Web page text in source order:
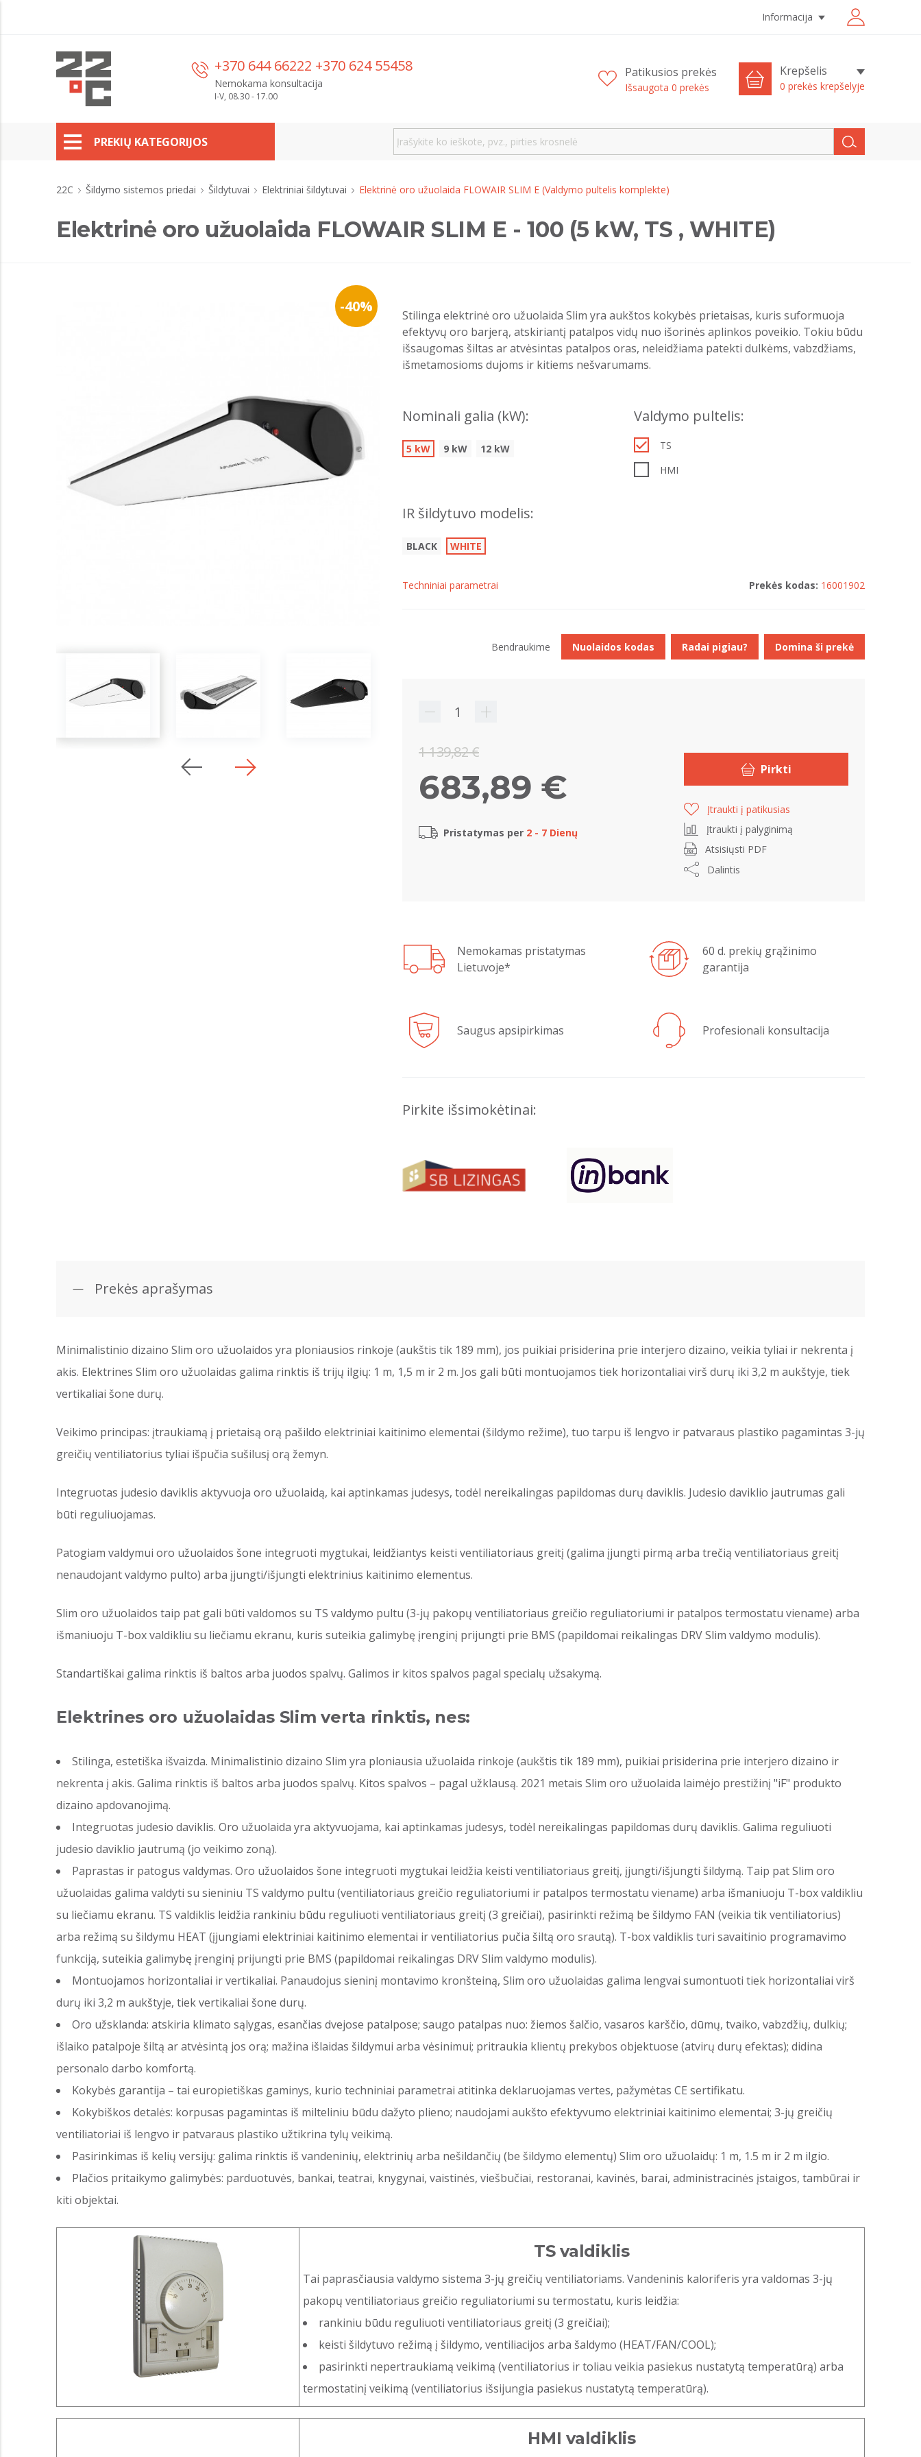
Informacija
+370 644 66222 +370 624 55458
Nemokama konsultacija
I-V, 08.30 - 17.00
Patikusios prekės
Išsaugota 0 prekės
Krepšelis
0 prekės krepšelyje
PREKIŲ KATEGORIJOS
22C Šildymo sistemos priedai Šildytuvai Elektriniai šildytuvai Elektrinė oro užuolaida FLOWAIR SLIM E (Valdymo pultelis komplekte)
Elektrinė oro užuolaida FLOWAIR SLIM E - 100 (5 kW, TS , WHITE)
-40%
Stilinga elektrinė oro užuolaida Slim yra aukštos kokybės prietaisas, kuris suformuoja
efektyvų oro barjerą, atskiriantį patalpos vidų nuo išorinės aplinkos poveikio. Tokiu būdu
išsaugomas šiltas ar atvėsintas patalpos oras, neleidžiama patekti dulkėms, vabzdžiams,
išmetamosioms dujoms ir kitiems nešvarumams.
Nominali galia (kW):
5 kW 9 kW 12 kW
Valdymo pultelis:
TS
HMI
IR šildytuvo modelis:
BLACK WHITE
Techniniai parametrai Prekės kodas: 16001902
1 139,82 €
683,89 €
Pristatymas per 2 - 7 Dienų
Pirkti
Įtraukti į patikusias
Įtraukti į palyginimą
Atsisiųsti PDF
Dalintis
Nemokamas pristatymas
Lietuvoje*
60 d. prekių grąžinimo
garantija
Saugus apsipirkimas Profesionali konsultacija
Pirkite išsimokėtinai:
Bendraukime Nuolaidos kodas Radai pigiau? Domina ši prekė
Prekės aprašymas
Minimalistinio dizaino Slim oro užuolaidos yra ploniausios rinkoje (aukštis tik 189 mm), jos puikiai prisiderina prie interjero dizaino, veikia tyliai ir nekrenta į
akis. Elektrines Slim oro užuolaidas galima rinktis iš trijų ilgių: 1 m, 1,5 m ir 2 m. Jos gali būti montuojamos tiek horizontaliai virš durų iki 3,2 m aukštyje, tiek
vertikaliai šone durų.
Veikimo principas: įtraukiamą į prietaisą orą pašildo elektriniai kaitinimo elementai (šildymo režime), tuo tarpu iš lengvo ir patvaraus plastiko pagamintas 3-jų
greičių ventiliatorius tyliai išpučia sušilusį orą žemyn.
Integruotas judesio daviklis aktyvuoja oro užuolaidą, kai aptinkamas judesys, todėl nereikalingas papildomas durų daviklis. Judesio daviklio jautrumas gali
būti reguliuojamas.
Patogiam valdymui oro užuolaidos šone integruoti mygtukai, leidžiantys keisti ventiliatoriaus greitį (galima įjungti pirmą arba trečią ventiliatoriaus greitį
nenaudojant valdymo pulto) arba įjungti/išjungti elektrinius kaitinimo elementus.
Slim oro užuolaidos taip pat gali būti valdomos su TS valdymo pultu (3-jų pakopų ventiliatoriaus greičio reguliatoriumi ir patalpos termostatu viename) arba
išmaniuoju T-box valdikliu su liečiamu ekranu, kuris suteikia galimybę įrenginį prijungti prie BMS (papildomai reikalingas DRV Slim valdymo modulis).
Standartiškai galima rinktis iš baltos arba juodos spalvų. Galimos ir kitos spalvos pagal specialų užsakymą.
Elektrines oro užuolaidas Slim verta rinktis, nes:
Stilinga, estetiška išvaizda. Minimalistinio dizaino Slim yra ploniausia užuolaida rinkoje (aukštis tik 189 mm), puikiai prisiderina prie interjero dizaino ir
nekrenta į akis. Galima rinktis iš baltos arba juodos spalvų. Kitos spalvos – pagal užklausą. 2021 metais Slim oro užuolaida laimėjo prestižinį "iF" produkto
dizaino apdovanojimą.
Integruotas judesio daviklis. Oro užuolaida yra aktyvuojama, kai aptinkamas judesys, todėl nereikalingas papildomas durų daviklis. Galima reguliuoti
judesio daviklio jautrumą (jo veikimo zoną).
Paprastas ir patogus valdymas. Oro užuolaidos šone integruoti mygtukai leidžia keisti ventiliatoriaus greitį, įjungti/išjungti šildymą. Taip pat Slim oro
užuolaidas galima valdyti su sieniniu TS valdymo pultu (ventiliatoriaus greičio reguliatoriumi ir patalpos termostatu viename) arba išmaniuoju T-box valdikliu
su liečiamu ekranu. TS valdiklis leidžia rankiniu būdu reguliuoti ventiliatoriaus greitį (3 greičiai), pasirinkti režimą be šildymo FAN (veikia tik ventiliatorius)
arba režimą su šildymu HEAT (įjungiami elektriniai kaitinimo elementai ir ventiliatorius pučia šiltą oro srautą). T-box valdiklis turi savaitinio programavimo
funkciją, suteikia galimybę įrenginį prijungti prie BMS (papildomai reikalingas DRV Slim valdymo modulis).
Montuojamos horizontaliai ir vertikaliai. Panaudojus sieninį montavimo kronšteiną, Slim oro užuolaidas galima lengvai sumontuoti tiek horizontaliai virš
durų iki 3,2 m aukštyje, tiek vertikaliai šone durų.
Oro užsklanda: atskiria klimato sąlygas, esančias dvejose patalpose; saugo patalpas nuo: žiemos šalčio, vasaros karščio, dūmų, tvaiko, vabzdžių, dulkių;
išlaiko patalpoje šiltą ar atvėsintą jos orą; mažina išlaidas šildymui arba vėsinimui; pritraukia klientų prekybos objektuose (atvirų durų efektas); didina
personalo darbo komfortą.
Kokybės garantija – tai europietiškas gaminys, kurio techniniai parametrai atitinka deklaruojamas vertes, pažymėtas CE sertifikatu.
Kokybiškos detalės: korpusas pagamintas iš milteliniu būdu dažyto plieno; naudojami aukšto efektyvumo elektriniai kaitinimo elementai; 3-jų greičių
ventiliatoriai iš lengvo ir patvaraus plastiko užtikrina tylų veikimą.
Pasirinkimas iš kelių versijų: galima rinktis iš vandeninių, elektrinių arba nešildančių (be šildymo elementų) Slim oro užuolaidų: 1 m, 1.5 m ir 2 m ilgio.
Plačios pritaikymo galimybės: parduotuvės, bankai, teatrai, knygynai, vaistinės, viešbučiai, restoranai, kavinės, barai, administracinės įstaigos, tambūrai ir
kiti objektai.
TS valdiklis
Tai paprasčiausia valdymo sistema 3-jų greičių ventiliatoriams. Vandeninis kaloriferis yra valdomas 3-jų
pakopų ventiliatoriaus greičio reguliatoriumi su termostatu, kuris leidžia:
rankiniu būdu reguliuoti ventiliatoriaus greitį (3 greičiai);
keisti šildytuvo režimą į šildymo, ventiliacijos arba šaldymo (HEAT/FAN/COOL);
pasirinkti nepertraukiamą veikimą (ventiliatorius ir toliau veikia pasiekus nustatytą temperatūrą) arba
termostatinį veikimą (ventiliatorius išsijungia pasiekus nustatytą temperatūrą).
HMI valdiklis